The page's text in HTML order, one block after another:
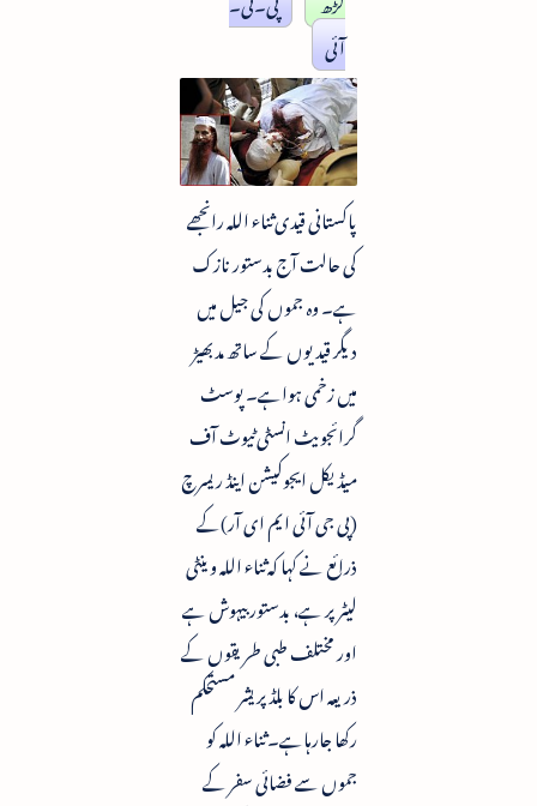
آئی
پاکستانی قیدی ثناء اللہ رانجھے
کی حالت آج بدستور نازک
ہے۔ وہ جموں کی جیل میں
دیگر قیدیوں کے ساتھ مدبھیڑ
میں زخمی ہواہے۔ پوسٹ
گرائجویٹ انسٹی ٹیوٹ آف
میڈیکل ایجوکیشن اینڈ ریسرچ
(پی جی آئی ایم ای آر)کے
ذرائع نے کہا کہ ثناء اللہ وینٹی
لیٹر پر ہے، بدستور بیہوش ہے
اور مختلف طبی طریقوں کے
ذریعہ اس کا بلڈپریشر مستحکم
رکھا جارہاہے۔ ثناء اللہ کو
جموں سے فضائی سفر کے